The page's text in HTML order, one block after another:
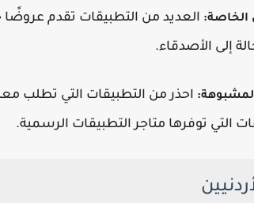
الخاصة: العديد من التطبيقات تقدم
إلى الأصدقاء.
احذر من التطبيقات التي تطلب
التي توفرها متاجر التطبيقات الرسمية.